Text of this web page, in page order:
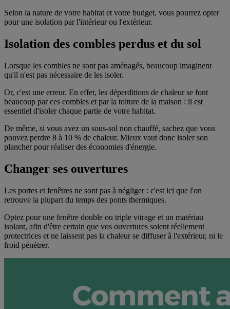
Selon la nature de votre habitat et votre budget, vous pourrez opter
pour une isolation par l'intérieur ou l'extérieur.
Isolation des combles perdus et du sol
Lorsque les combles ne sont pas aménagés, beaucoup imaginent
qu'il n'est pas nécessaire de les isoler.
Or, c'est une erreur. En effet, les déperditions de chaleur se font
beaucoup par ces combles et par la toiture de la maison : il est
essentiel d'isoler chaque partie de votre habitat.
De même, si vous avez un sous-sol non chauffé, sachez que vous
pouvez perdre 8 à 10 % de chaleur. Mieux vaut donc isoler son
plancher pour réaliser des économies d'énergie.
Changer ses ouvertures
Les portes et fenêtres ne sont pas à négliger : c'est ici que l'on
retrouve la plupart du temps des ponts thermiques.
Optez pour une fenêtre double ou triple vitrage et un matériau
isolant, afin d'être certain que vos ouvertures soient réellement
protectrices et ne laissent pas la chaleur se diffuser à l'extérieur, ni le
froid pénétrer.